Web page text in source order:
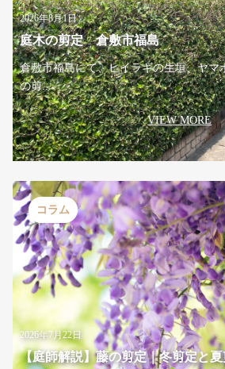
2026年8月1日
庭木の剪定 倉敷市福島
倉敷市福島にて、ヒイラギの生垣、ヤマ
の剪...
VIEW MORE
コラム
2026年7月22日
【庭師解説】藤の剪定｜冬剪定と